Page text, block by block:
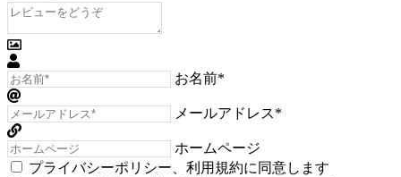
お名前*
メールアドレス*
ホームページ
プライバシーポリシー
利用規約に同意します